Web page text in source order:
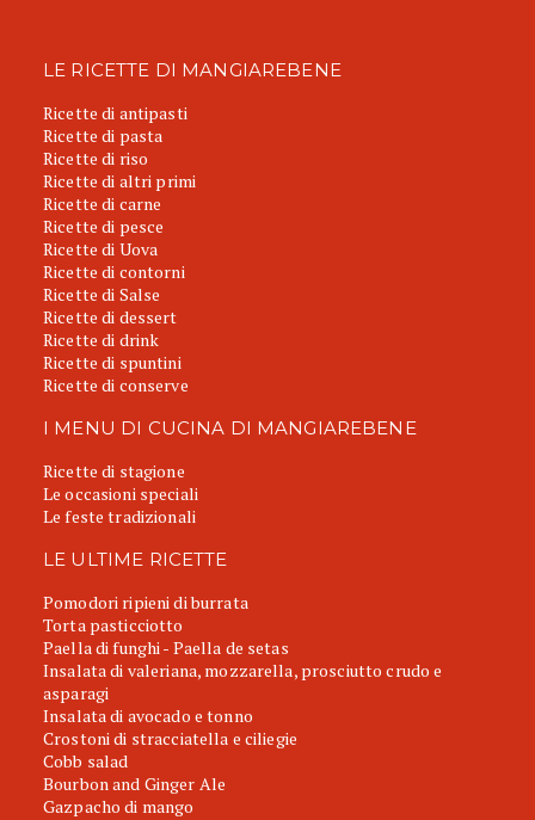
LE RICETTE DI MANGIAREBENE
Ricette di antipasti
Ricette di pasta
Ricette di riso
Ricette di altri primi
Ricette di carne
Ricette di pesce
Ricette di Uova
Ricette di contorni
Ricette di Salse
Ricette di dessert
Ricette di drink
Ricette di spuntini
Ricette di conserve
I MENU DI CUCINA DI MANGIAREBENE
Ricette di stagione
Le occasioni speciali
Le feste tradizionali
LE ULTIME RICETTE
Pomodori ripieni di burrata
Torta pasticciotto
Paella di funghi - Paella de setas
Insalata di valeriana, mozzarella, prosciutto crudo e
asparagi
Insalata di avocado e tonno
Crostoni di stracciatella e ciliegie
Cobb salad
Bourbon and Ginger Ale
Gazpacho di mango